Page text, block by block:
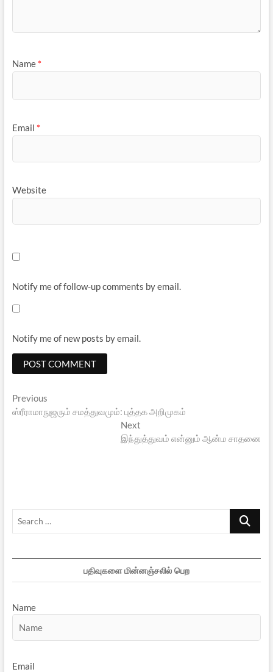
Name *
Email *
Website
Notify me of follow-up comments by email.
Notify me of new posts by email.
Post
navigation
PreviousPrevious
post:
ஸ்ரீராமாநுஜரும் சமத்துவமும்: புத்தக அறிமுகம்
Next
post:
இந்துத்துவம் என்னும் ஆன்ம சாதனை
Search
பதிவுகளை மின்னஞ்சலில் பெற
Name
Email